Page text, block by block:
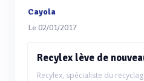
Cayola
Le 02/01/2017
Recylex lève de
Recylex, spécialiste du